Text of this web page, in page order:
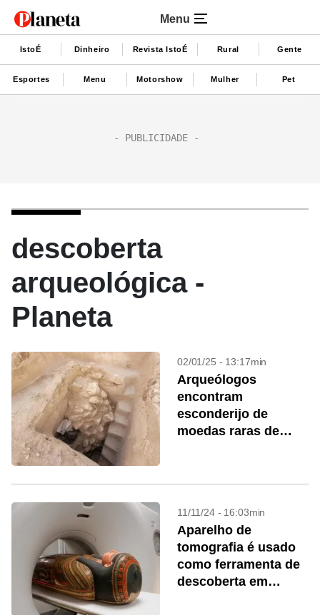
Menu
IstoÉ Dinheiro Revista IstoÉ Rural Gente
Esportes Menu Motorshow Mulher Pet
descoberta
arqueológica -
Planeta
02/01/25 - 13:17min
Arqueólogos
encontram
esconderijo de
moedas raras de
11/11/24 - 16:03min
Aparelho de
tomografia é usado
como ferramenta de
descoberta em